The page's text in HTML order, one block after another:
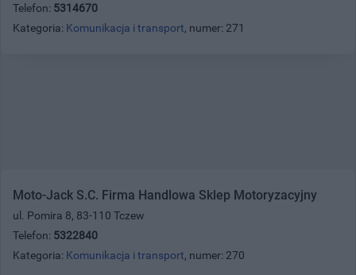
Telefon: 5314670
Kategoria: Komunikacja i transport, numer: 271
Moto-Jack S.C. Firma Handlowa Sklep Motoryzacyjny
ul. Pomira 8, 83-110 Tczew
Telefon: 5322840
Kategoria: Komunikacja i transport, numer: 270